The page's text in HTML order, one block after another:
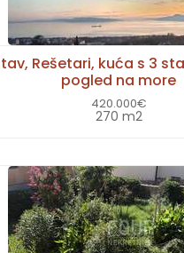
Rešetari, kuća s 3
pogled na more
420.000€
270 m2